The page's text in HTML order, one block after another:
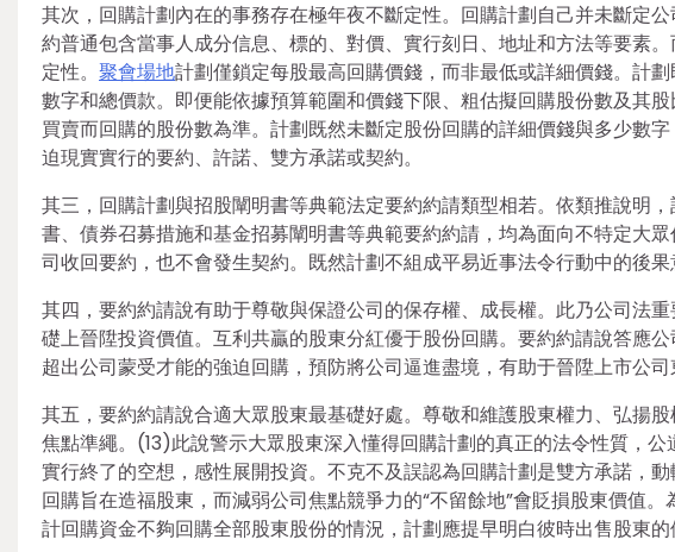
其次，回購計劃內在的事務存在極年夜不斷定性。回購計劃自己并未斷定
約普通包含當事人成分信息、標的、對價、實行刻日、地址和方法等要素
定性。 聚會場地計劃僅鎖定每股最高回購價錢，而非最低或詳細價錢。計
數字和總價款。即便能依據預算範圍和價錢下限、粗估擬回購股份數及其
買賣而回購的股份數為準。計劃既然未斷定股份回購的詳細價錢與多少數
迫現實實行的要約、許諾、雙方承諾或契約。
其三，回購計劃與招股闡明書等典範法定要約約請類型相若。依類推說明
書、債券召募措施和基金招募闡明書等典範要約約請，均為面向不特定大
司收回要約，也不會發生契約。既然計劃不組成平易近事法令行動中的後果
其四，要約約請說有助于尊敬與保證公司的保存權、成長權。此乃公司法
礎上晉陞投資價值。互利共贏的股東分紅優于股份回購。要約約請說答應
超出公司蒙受才能的強迫回購，預防將公司逼進盡境，有助于晉陞上市公司
其五，要約約請說合適大眾股東最基礎好處。尊敬和維護股東權力、弘揚
焦點準繩。(13)此說警示大眾股東深入懂得回購計劃的真正的法令性質，
實行終了的空想，感性展開投資。不克不及誤認為回購計劃是雙方承諾，
回購旨在造福股東，而減弱公司焦點競爭力的“不留餘地”會貶損股東價值
計回購資金不夠回購全部股東股份的情況，計劃應提早明白彼時出售股東